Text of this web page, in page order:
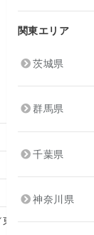
京メトロ「上野
関東エリア
茨城県
群馬県
千葉県
神奈川県